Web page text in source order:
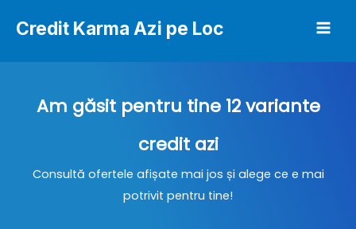
Credit Karma Azi pe Loc
Am găsit pentru tine 12 variante
credit azi
Consultă ofertele afișate mai jos și alege ce e mai
potrivit pentru tine!